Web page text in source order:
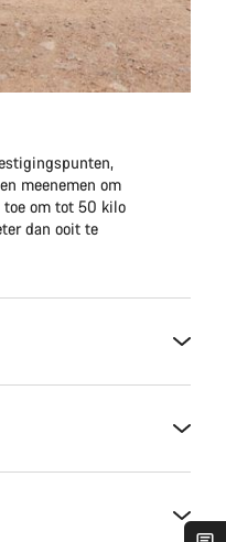
meenemen om
toe om tot 50 kilo
dan ooit te